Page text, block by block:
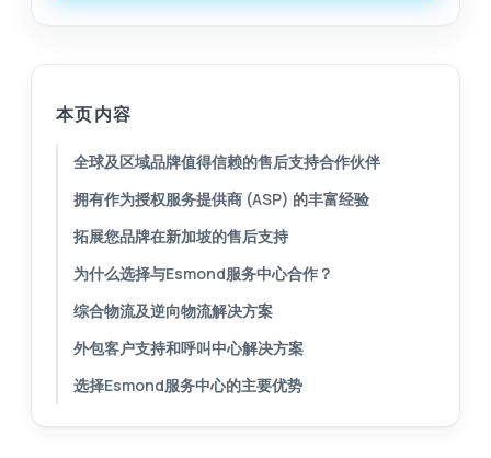
本页内容
全球及区域品牌值得信赖的售后支持合作伙伴
拥有作为授权服务提供商 (ASP) 的丰富经验
拓展您品牌在新加坡的售后支持
为什么选择与Esmond服务中心合作？
综合物流及逆向物流解决方案
外包客户支持和呼叫中心解决方案
选择Esmond服务中心的主要优势